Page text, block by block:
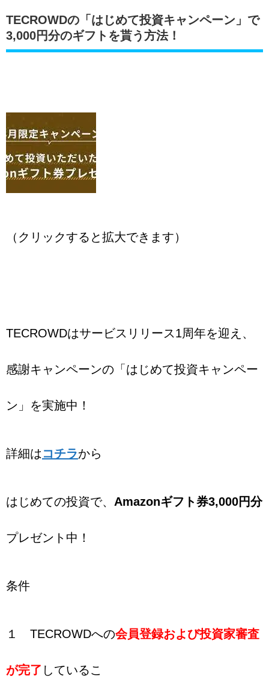
TECROWDの「はじめて投資キャンペーン」で
3,000円分のギフトを貰う方法！
（クリックすると拡大できます）
TECROWDはサービスリリース1周年を迎え、
感謝キャンペーンの「はじめて投資キャンペー
ン」を実施中！
詳細はコチラから
はじめての投資で、 Amazonギフト券3,000円分
プレゼント中！
条件
１ TECROWDへの会員登録および投資家審査
が完了 しているこ